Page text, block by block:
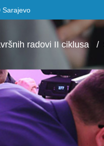
Sarajevo
radovi II ciklusa /